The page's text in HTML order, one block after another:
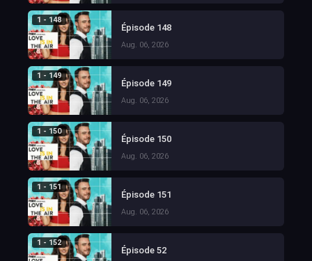
1 - 148
Épisode 148
Aug. 06, 2026
1 - 149
Épisode 149
Aug. 06, 2026
1 - 150
Épisode 150
Aug. 06, 2026
1 - 151
Épisode 151
Aug. 06, 2026
1 - 152
Épisode 52